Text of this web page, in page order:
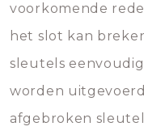
voorkomende
het slot kan
sleutels
worden
afgebroken